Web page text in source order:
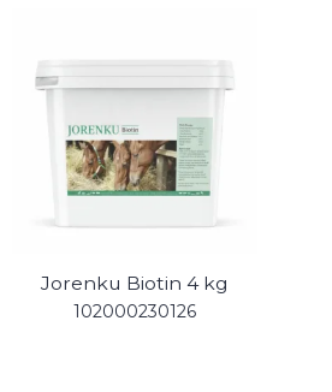
Jorenku Biotin 4 kg
102000230126